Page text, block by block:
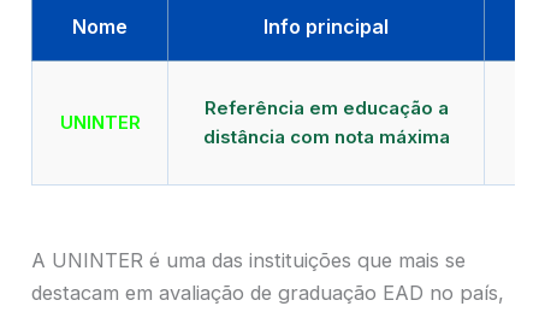
Nome Info principal
UNINTER
Referência em educação a
distância com nota máxima
A UNINTER é uma das instituições que mais se
destacam em avaliação de graduação EAD no país,